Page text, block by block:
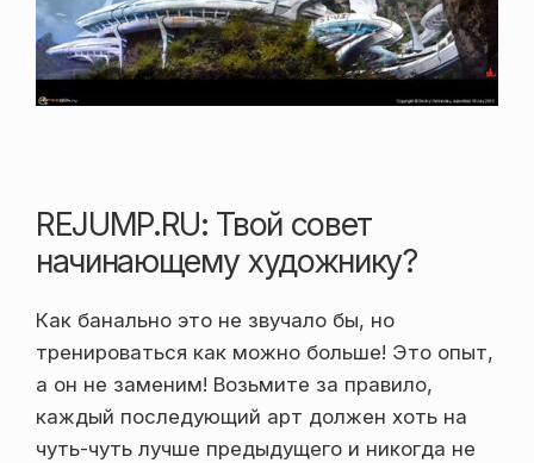
REJUMP.RU: Твой совет
начинающему художнику?
Как банально это не звучало бы, но
тренироваться как можно больше! Это опыт,
а он не заменим! Возьмите за правило,
каждый последующий арт должен хоть на
чуть-чуть лучше предыдущего и никогда не